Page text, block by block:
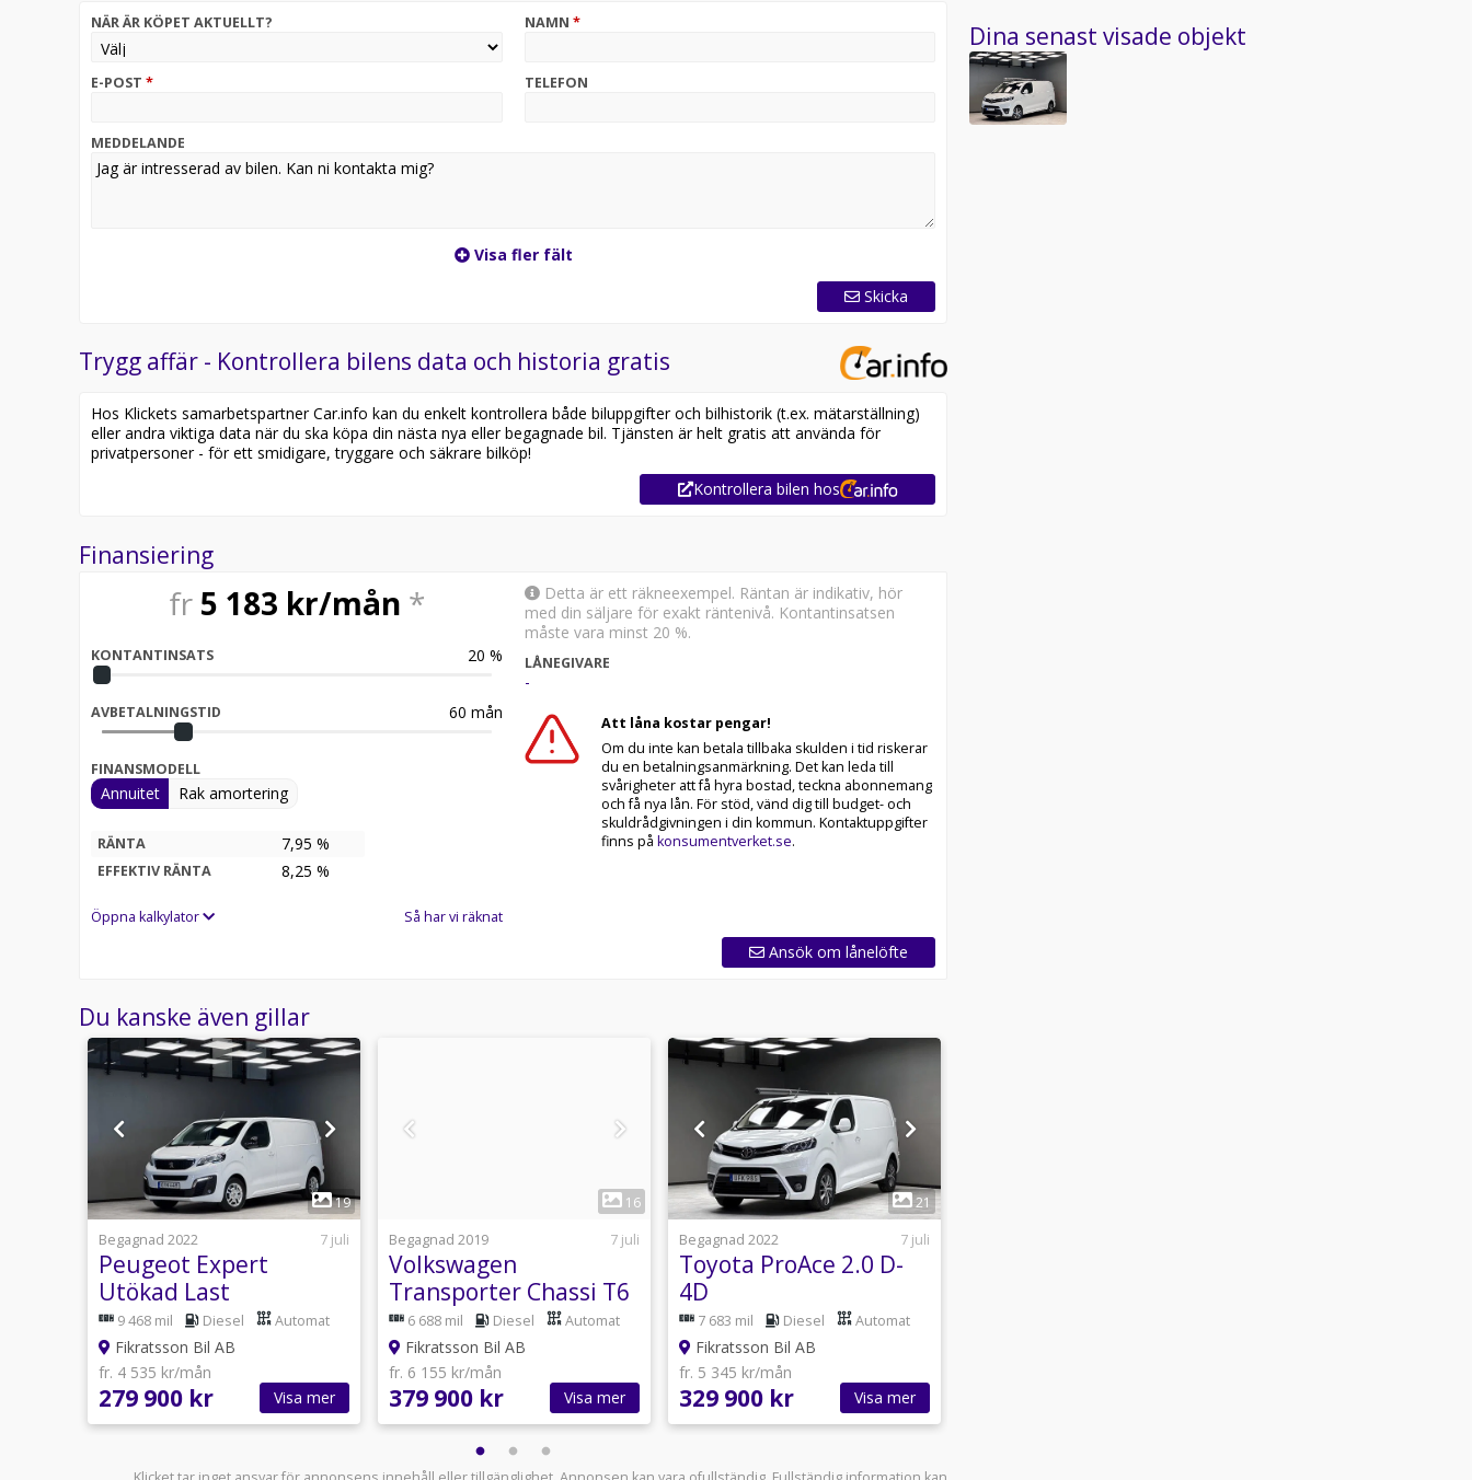
NÄR ÄR KÖPET AKTUELLT? NAMN *
E-POST * TELEFON
MEDDELANDE
Visa fler fält
Skicka
Trygg affär - Kontrollera bilens data och historia gratis
Hos Klickets samarbetspartner Car.info kan du enkelt kontrollera både biluppgifter och bilhistorik (t.ex. mätarställning)
eller andra viktiga data när du ska köpa din nästa nya eller begagnade bil. Tjänsten är helt gratis att använda för
privatpersoner - för ett smidigare, tryggare och säkrare bilköp!
Kontrollera bilen hos
Finansiering
fr 5 183 kr/mån *
KONTANTINSATS 20 %
AVBETALNINGSTID 60 mån
FINANSMODELL
Annuitet Rak amortering
RÄNTA 7,95 %
EFFEKTIV RÄNTA 8,25 %
Öppna kalkylator Så har vi räknat
Detta är ett räkneexempel. Räntan är indikativ, hör
med din säljare för exakt räntenivå. Kontantinsatsen
måste vara minst 20 %.
LÅNEGIVARE
-
Att låna kostar pengar!
Om du inte kan betala tillbaka skulden i tid riskerar
du en betalningsanmärkning. Det kan leda till
svårigheter att få hyra bostad, teckna abonnemang
och få nya lån. För stöd, vänd dig till budget- och
skuldrådgivningen i din kommun. Kontaktuppgifter
finns på konsumentverket.se.
Ansök om lånelöfte
Du kanske även gillar
1
19
Begagnad 2022
7 juli
Peugeot Expert
Utökad Last
2.0/Värmare/360°
kamera/
9 468 mil Diesel Automat
Fikratsson Bil AB
fr. 4 535 kr/mån
279 900 kr Visa mer
16
Begagnad 2019
7 juli
Volkswagen
Transporter Chassi T6
2.0 TDI / Bakgavellyft /
Värmare
6 688 mil Diesel Automat
Fikratsson Bil AB
fr. 6 155 kr/mån
379 900 kr Visa mer
1
21
Begagnad 2022
7 juli
Toyota ProAce 2.0 D-
4D
/Värmare/Drag/Inrett
skåp/3-sits
7 683 mil Diesel Automat
Fikratsson Bil AB
fr. 5 345 kr/mån
329 900 kr Visa mer
Dina senast visade objekt